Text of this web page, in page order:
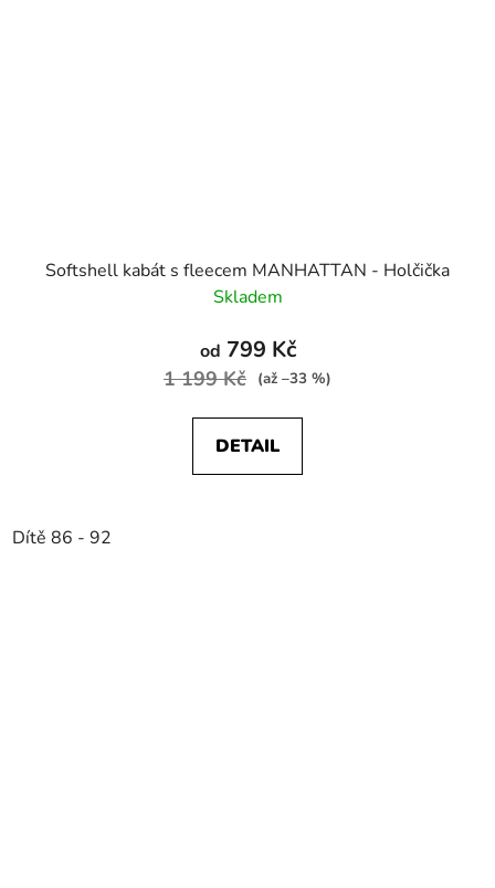
Softshell kabát s fleecem MANHATTAN - Holčička
Skladem
od 799 Kč
1 199 Kč (až –33 %)
DETAIL
Dítě 86 - 92